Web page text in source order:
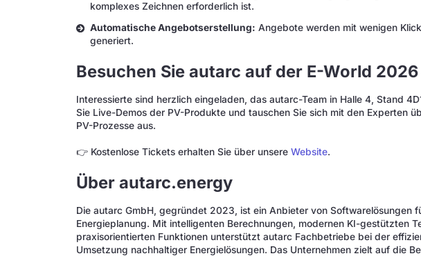
komplexes Zeichnen erforderlich ist.
Automatische Angebotserstellung: Angebote werden mit wenigen
generiert.
Besuchen Sie autarc auf der E-World 2026
Interessierte sind herzlich eingeladen, das autarc-Team in Halle 4, Stand
Sie Live-Demos der PV-Produkte und tauschen Sie sich mit den Experten
PV-Prozesse aus.
👉 Kostenlose Tickets erhalten Sie über unsereWebsite.
Über autarc.energy
Die autarc GmbH, gegründet 2023, ist ein Anbieter von Softwarelösungen
Energieplanung. Mit intelligenten Berechnungen, modernen KI-gestützten
praxisorientierten Funktionen unterstützt autarc Fachbetriebe bei der
Umsetzung nachhaltiger Energielösungen. Das Unternehmen zielt auf die